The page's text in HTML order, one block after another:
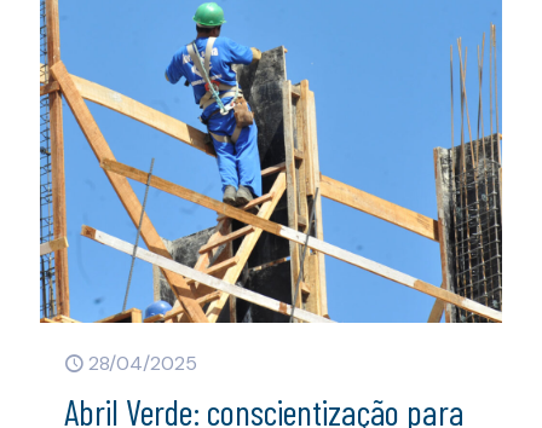
28/04/2025
Abril Verde: conscientização para